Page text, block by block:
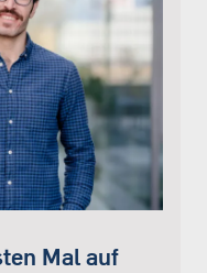
Mal auf